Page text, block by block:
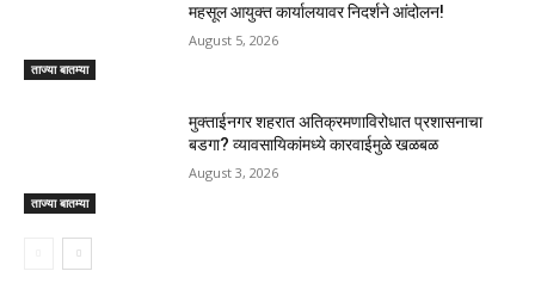
ताज्या बातम्या
महसूल आयुक्त कार्यालयावर निदर्शने आंदोलन!
August 5, 2026
ताज्या बातम्या
मुक्ताईनगर शहरात अतिक्रमणाविरोधात प्रशासनाचा
बडगा? व्यावसायिकांमध्ये कारवाईमुळे खळबळ
August 3, 2026